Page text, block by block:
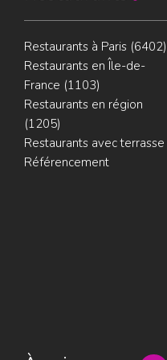
Restaurants à Paris (6402)
Restaurants en Île-de-
France (1103)
Restaurants en région
(1205)
Restaurants avec terrasse
Référencement